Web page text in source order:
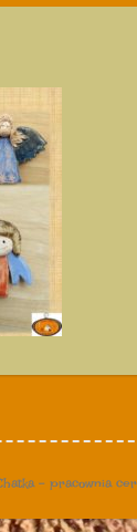
– pracownia